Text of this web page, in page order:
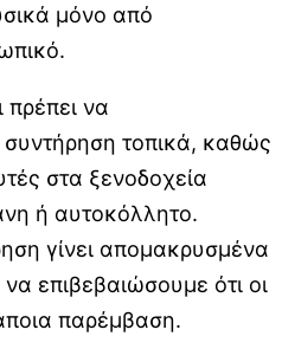
μόνο από
πρέπει να
τοπικά, καθώς
στα ξενοδοχεία
ή αυτοκόλλητο.
γίνει απομακρυσμένα
επιβεβαιώσουμε ότι οι
παρέμβαση.